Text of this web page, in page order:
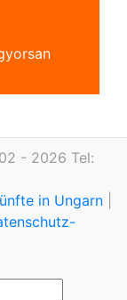
- 2026 Tel:
in Ungarn